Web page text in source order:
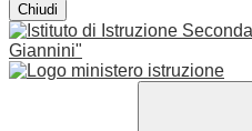
Chiudi